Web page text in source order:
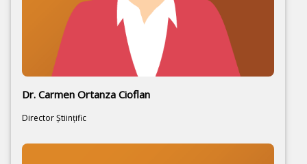
Dr. Carmen Ortanza Cioflan
Director Ştiinţific